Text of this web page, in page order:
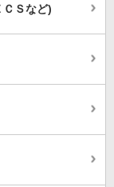
ＣＳなど)